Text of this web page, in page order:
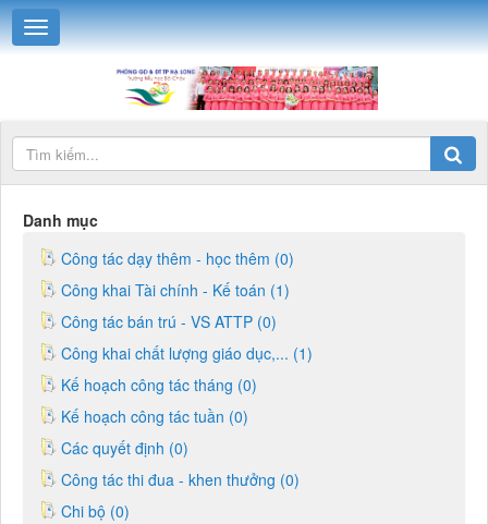
Danh mục
Công tác dạy thêm - học thêm (0)
Công khai Tài chính - Kế toán (1)
Công tác bán trú - VS ATTP (0)
Công khai chất lượng giáo dục,... (1)
Kế hoạch công tác tháng (0)
Kế hoạch công tác tuần (0)
Các quyết định (0)
Công tác thi đua - khen thưởng (0)
Chi bộ (0)